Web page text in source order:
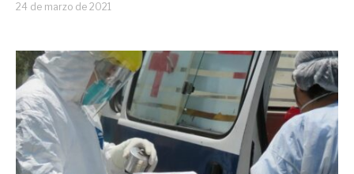
24 de marzo de 2021